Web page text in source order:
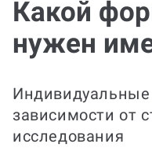
Какой
нужен
зависимости от
исследования
Все
пакете
формулировки
литературного
методики,
обсуждения